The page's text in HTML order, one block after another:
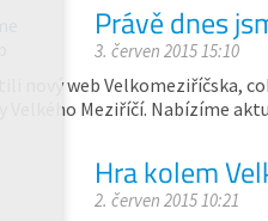
Právě dnes
3. červen 2015 15:10
nový web Velkomeziříčska,
Velkého Meziříčí. Nabízíme
Hra kolem
2. červen 2015 10:21